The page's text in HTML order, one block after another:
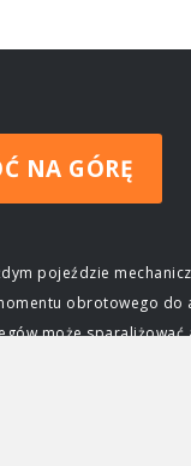
NA GÓRĘ
pojeździe
obrotowego
może